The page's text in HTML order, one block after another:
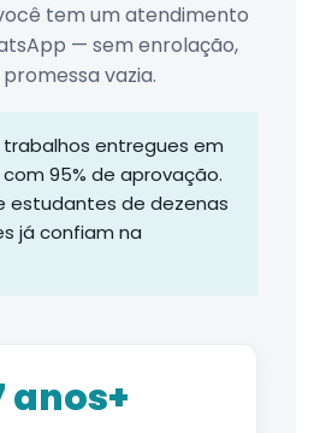
tem um atendimento
— sem enrolação,
vazia.
trabalhos entregues em
95% de aprovação.
estudantes de dezenas
já confiam na
anos+